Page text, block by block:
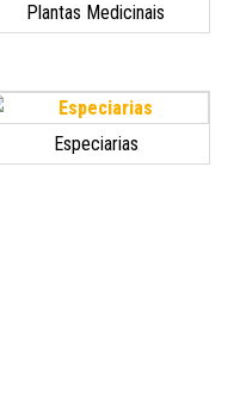
Plantas Medicinais
Especiarias